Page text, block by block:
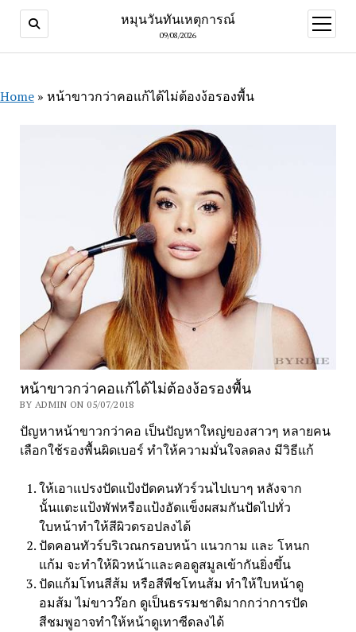
หมุนวันทันเหตุการณ์
09/08/2026
open
menu
Home » หน้าขาวกว่าคอแก้ได้ไม่ต้องง้อรองพื้น
หน้าขาวกว่าคอแก้ได้ไม่ต้องง้อรองพื้น
BY ADMIN ON 05/07/2018
ปัญหาหน้าขาวกว่าคอ เป็นปัญหาใหญ่ของสาวๆ หลายคน
เลือกใช้รองพื้นผิดเบอร์ ทำให้ความมั่นใจลดลง มีวิธีแก้
ให้เอาแปรงปัดแป้งปัดคนทัวร์วนไปเบาๆ หลังจาก
นั้นแตะแป้งพัฟหรือแป้งอัดแข็งผสมกันปัดไปทั่ว
ใบหน้าทำให้สีผิวดรอปลงได้
ปัดคอนทัวร์บริเวณกรอบหน้า แนวกาม และ โหนก
แก้ม จะทำให้ผิวหน้าและคอดูสมูลเข้ากันยิ่งขึ้น
ปัดแก้มโทนสีส้ม หรือสีพีชโทนส้ม ทำให้ใบหน้าดู
อมส้ม ไม่ขาวว๊อก ดูเป็นธรรมชาติมากกว่าการปัด
สีชมพูอาจทำให้หน้าดูเทาซีดลงได้